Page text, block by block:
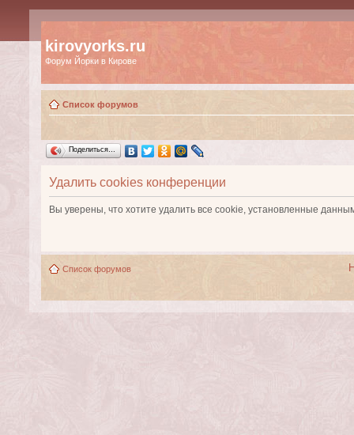
kirovyorks.ru
Форум Йорки в Кирове
Список форумов
Поделиться…
Удалить cookies конференции
Вы уверены, что хотите удалить все cookie, установленные
Список форумов